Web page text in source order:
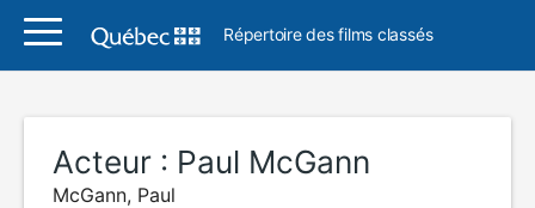
Répertoire des films classés
Acteur : Paul McGann
McGann, Paul